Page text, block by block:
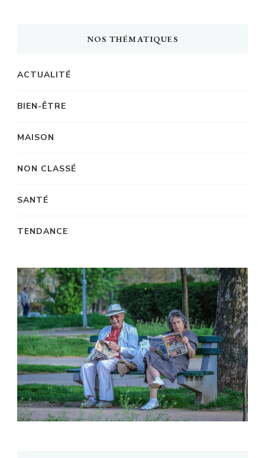
NOS THÉMATIQUES
ACTUALITÉ
BIEN-ÊTRE
MAISON
NON CLASSÉ
SANTÉ
TENDANCE